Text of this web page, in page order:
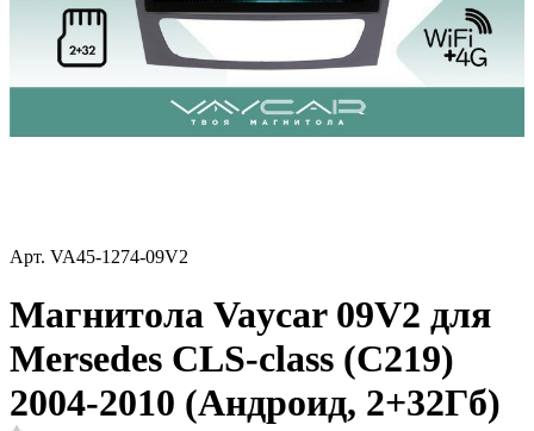
Арт. VA45-1274-09V2
Магнитола Vaycar 09V2 для
Mersedes CLS-class (C219)
2004-2010 (Андроид, 2+32Гб)